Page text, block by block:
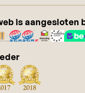
is aangesloten